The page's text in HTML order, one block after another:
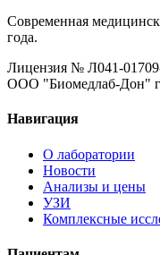
Современная
года.
Лицензия № Л041-
ООО "Биомедлаб-Дон"
Навигация
О лаборатории
Новости
Анализы и цены
УЗИ
Комплексные